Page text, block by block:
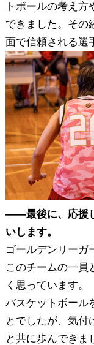
トボールの考え
できました。その
面で信頼される選
――最後に、応援
いします。
ゴールデンリーガ
このチームの一員
く思っています。
バスケットボール
とでしたが、気付
と共に歩んできま